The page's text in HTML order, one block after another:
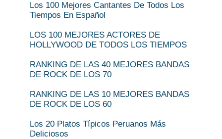
Los 100 Mejores Cantantes De Todos Los
Tiempos En Español
LOS 100 MEJORES ACTORES DE
HOLLYWOOD DE TODOS LOS TIEMPOS
RANKING DE LAS 40 MEJORES BANDAS
DE ROCK DE LOS 70
RANKING DE LAS 10 MEJORES BANDAS
DE ROCK DE LOS 60
Los 20 Platos Típicos Peruanos Más
Deliciosos